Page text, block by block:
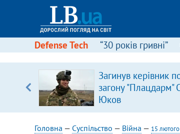
Defense Tech “30 років гривні”
Загинув керівник
загону "Плацдарм"
Юков
Головна — Суспільство — Війна — 15